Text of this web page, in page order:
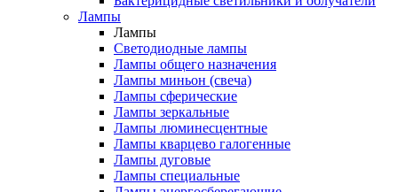
Лампы
Лампы
Светодиодные лампы
Лампы общего назначения
Лампы миньон (свеча)
Лампы сферические
Лампы зеркальные
Лампы люминесцентные
Лампы кварцево галогенные
Лампы дуговые
Лампы специальные